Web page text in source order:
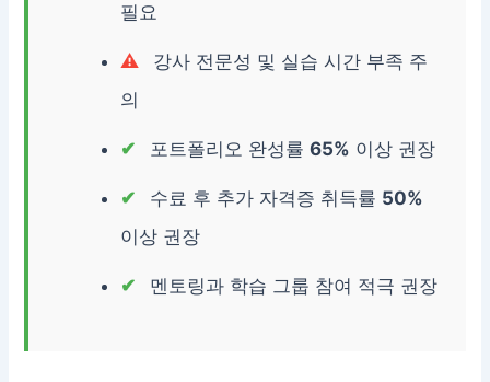
필요
강사 전문성 및 실습 시간 부족 주
의
포트폴리오 완성률65% 이상 권장
수료 후 추가 자격증 취득률 50%
이상 권장
멘토링과 학습 그룹 참여 적극 권장